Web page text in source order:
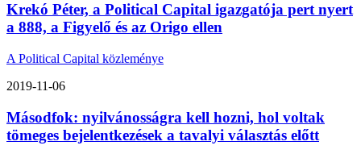
Krekó Péter, a Political Capital igazgatója pert nyert
a 888, a Figyelő és az Origo ellen
A Political Capital közleménye
2019-11-06
Másodfok: nyilvánosságra kell hozni, hol voltak
tömeges bejelentkezések a tavalyi választás előtt